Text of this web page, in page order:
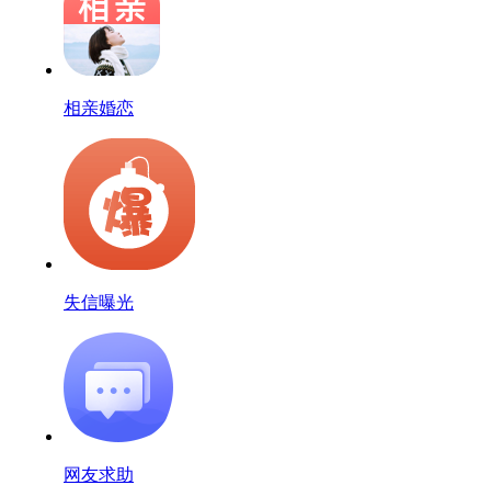
相亲婚恋
失信曝光
网友求助